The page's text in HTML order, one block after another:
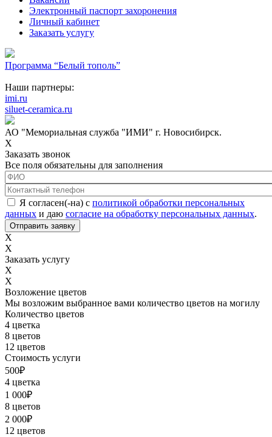
Электронный паспорт захоронения
Личный кабинет
Заказать услугу
Программа “Белый тополь”
Наши партнеры:
imi.ru
siluet-ceramica.ru
АО "Мемориальная служба "ИМИ" г. Новосибирск.
X
Заказать звонок
Все поля обязательны для заполнения
ФИО
Контактный телефон
Соглашение с обработкой данных*
Я согласен(-на) с политикой обработки персональных
данных и даю согласие на обработку персональных данных.
X
X
Заказать услугу
X
X
Возложение цветов
Мы возложим выбранное вами количество цветов на могилу
Количество цветов
4 цветка
8 цветов
12 цветов
Стоимость услуги
500₽
4 цветка
1 000₽
8 цветов
2 000₽
12 цветов